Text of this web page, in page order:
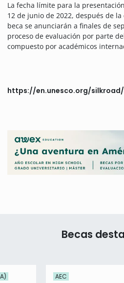
La fecha límite para la
12 de junio de 2022, después de
beca se anunciarán a finales de
proceso de evaluación por parte
compuesto por académicos
https://en.unesco.org/
Becas
AEC